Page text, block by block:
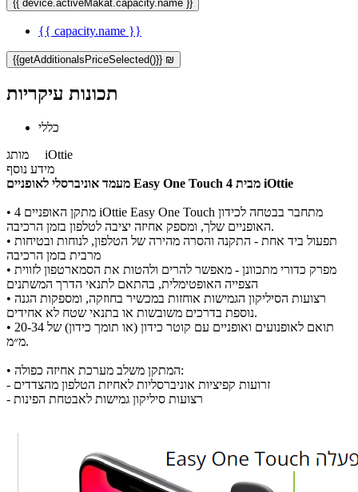
{{ device.activeMakat.capacity.name }}
{{ capacity.name }}
{{getAdditionalsPriceSelected()}} ₪
תכונות עיקריות
כללי
מותג iOttie
מידע נוסף
מעמד אוניברסלי לאופניים Easy One Touch 4 מבית iOttie
• מתקן האופניים 4 iOttie Easy One Touch מתחבר בבטחה לכידון
האופניים שלך, ומספק אחיזה יציבה לטלפון בזמן הרכיבה.
• תפעול ביד אחת - התקנה והסרה מהירה של הטלפון, לנוחות ובטיחות
מרבית בזמן הרכיבה
• מפרק כדורי מתכוונן - מאפשר להרים ולהטות את הסמארטפון לזווית
הצפייה האופטימלית, בהתאם לתנאי הדרך המשתנים
• רצועות הסיליקון הגמישות אוחזות במכשיר בחוזקה, ומספקות הגנה
נוספת בדרכים משובשות או בתנאי שטח לא אחידים.
• תואם לאופנועים ואופניים עם קוטר כידון (או תומך כידון) של 20-34
מ״מ.
• המתקן משלב מערכת אחיזה כפולה:
- זרועות קפיציות אוניברסליות לאחיזת הטלפון מהצדדים
- רצועות סיליקון גמישות לאבטחת הפינות